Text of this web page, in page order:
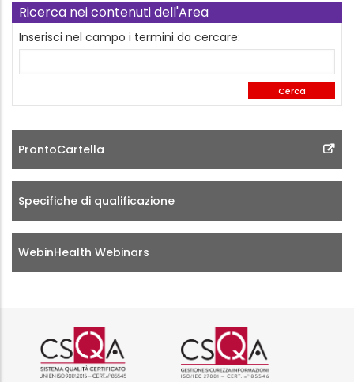
Ricerca nei contenuti dell'Area
Inserisci nel campo i termini da cercare:
ProntoCartella
Specifiche di qualificazione
WebinHealth Webinars
Logo certificazione ISO 9001
Logo